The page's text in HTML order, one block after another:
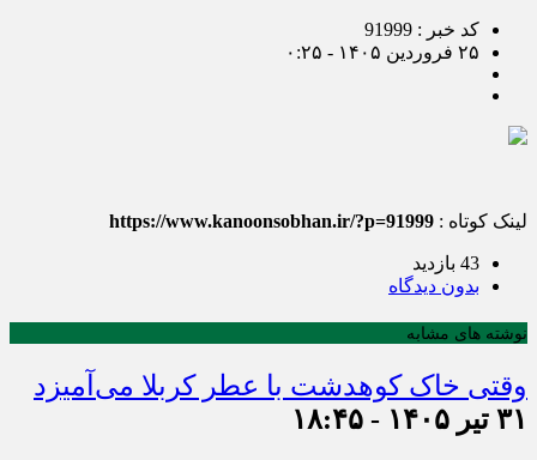
کد خبر : 91999
۲۵ فروردین ۱۴۰۵ - ۰:۲۵
لینک کوتاه : https://www.kanoonsobhan.ir/?p=91999
43 بازدید
بدون دیدگاه
نوشته های مشابه
وقتی خاک کوهدشت با عطر کربلا می‌آمیزد
۳۱ تیر ۱۴۰۵ - ۱۸:۴۵